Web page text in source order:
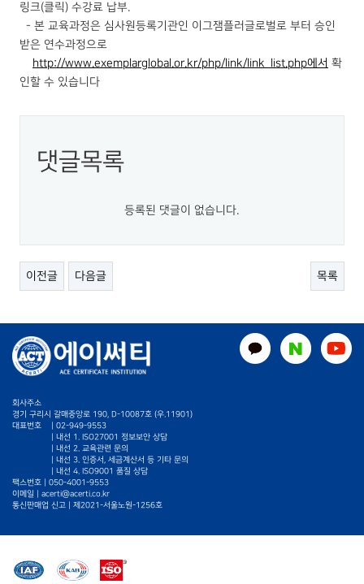
링크(클릭) 수강료 납부.
- 본 교육과정은 심사원등록기관인 이그잼플러글로벌로 부터 승인
받은 연수과정으로
http://www.exemplarglobal.or.kr/php/link/link_list.php에서 확
인할 수 있습니다
댓글목록
등록된 댓글이 없습니다.
이전글 다음글 목록
회사주소
경기 구리시 갈매중앙로 190, D-10087호 (우.11901)
대표번호
02-949-9553
| 내선 1. ISO27001 정보보안 상담
| 내선 2. 교육관련 문의
| 내선 3. 인증서, 세금계산서 등 기타 문의
| 내선 4. ISO9001 품질 상담
팩스번호 | 050-4001-9553
이메일 | acerti@acerti.co.kr
통신판매업 신고 | 제2021-서울노원-1256호